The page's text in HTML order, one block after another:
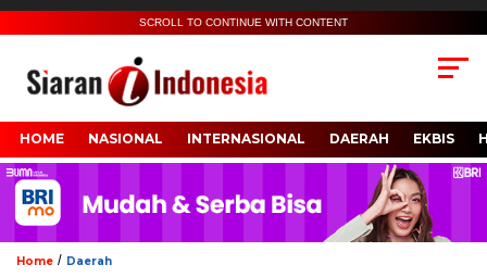
SCROLL TO CONTINUE WITH CONTENT
HOME NASIONAL INTERNASIONAL DAERAH EKBIS
Home / Daerah